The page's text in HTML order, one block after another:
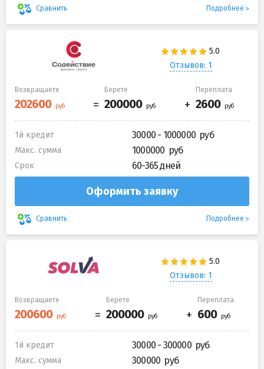
Сравнить Подробнее
Отзывов: 1
Возвращаете Берете Переплата
1й кредит 30000 - 1000000
Макс. сумма 1000000
Срок 60-365 дней
Оформить заявку
Сравнить Подробнее
Отзывов: 1
Возвращаете Берете Переплата
1й кредит 30000 - 300000
Макс. сумма 300000